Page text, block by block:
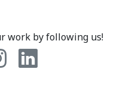
work by following us!